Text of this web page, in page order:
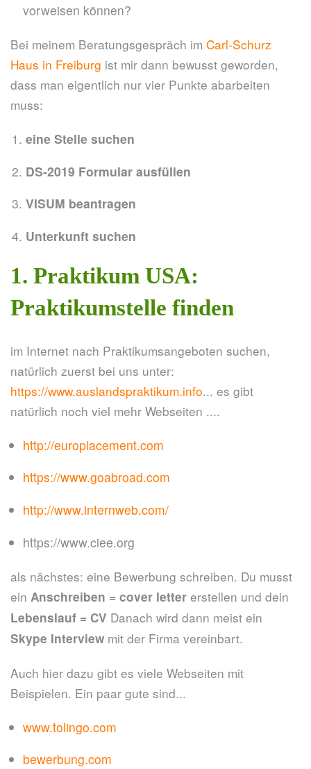
vorweisen können?
Bei meinem Beratungsgespräch im Carl-Schurz
Haus in Freiburg ist mir dann bewusst geworden,
dass man eigentlich nur vier Punkte abarbeiten
muss:
eine Stelle suchen
DS-2019 Formular ausfüllen
VISUM beantragen
Unterkunft suchen
1. Praktikum USA:
Praktikumstelle finden
im Internet nach Praktikumsangeboten suchen,
natürlich zuerst bei uns unter:
https://www.auslandspraktikum.info... es gibt
natürlich noch viel mehr Webseiten ....
http://europlacement.com
https://www.goabroad.com
http://www.internweb.com/
https://www.ciee.org
als nächstes: eine Bewerbung schreiben. Du musst
ein Anschreiben = cover letter erstellen und dein
Lebenslauf = CV Danach wird dann meist ein
Skype Interview mit der Firma vereinbart.
Auch hier dazu gibt es viele Webseiten mit
Beispielen. Ein paar gute sind...
www.tolingo.com
bewerbung.com